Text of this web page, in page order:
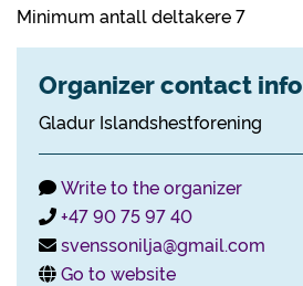
Minimum antall deltakere 7
Organizer contact info
Gladur Islandshestforening
Write to the organizer
+47 90 75 97 40
svenssonilja@gmail.com
Go to website